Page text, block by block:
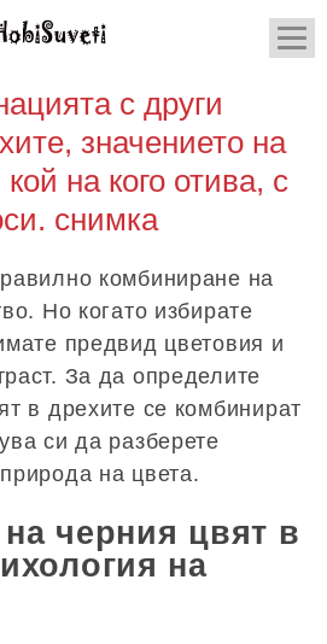
с други
значението на
на кого отива, с
снимка
комбиниране на
Но когато избирате
предвид цветовия и
За да определите
в дрехите се комбинират
си да разберете
на цвета.
черния цвят в
на